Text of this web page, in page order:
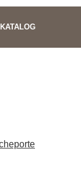
KATALOG